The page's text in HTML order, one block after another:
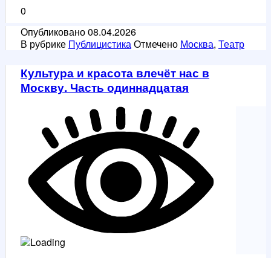
нас
в
Часть
двенадцатая
0
Опубликовано08.04.2026
В рубрике ПублицистикаОтмечено Москва, Театр
Культура и красота влечёт нас в
Москву. Часть одиннадцатая